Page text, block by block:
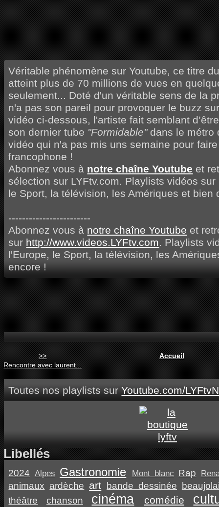
Véritable phénomène sur Youtube, ce titre
atteint plus de 70 millions de vues en
seulement... Doté d'un véritable sens de la
n'a pas son pareil pour provoquer le buzz
vidéo ci-dessous, l'artiste fait semblant
son dernier tube "Formidable"dans le métro
vidéo qui n'a pas mis uns semaine pour
francophone !
Abonnez vous à notre chaîne Youtube et
sélection sur LYFtv.com. Playlists vidéos
le Sport, la télévision, les Amériques et bien
------------------------
Abonnez vous à notre chaîne Youtube et
sur http://www.videos.LYFtv.com. Playlists
l'Europe, le Sport, la télévision, les
encore !
>>
Rencontre avec laurent...
Accueil
Toutes nos playlists surYoutube.com/
Libellés
2024 Alpes Gastronomie Mont blanc Rap
animaux ardèche art bande dessinée
théâtre
chanson cinéma comédie